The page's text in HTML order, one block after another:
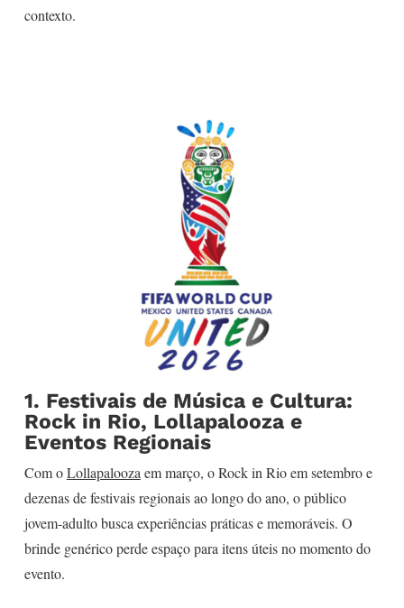
contexto.
1. Festivais de Música e Cultura:
Rock in Rio, Lollapalooza e
Eventos Regionais
Com oLollapalooza em março, o Rock in Rio em setembro e
dezenas de festivais regionais ao longo do ano, o público
jovem-adulto busca experiências práticas e memoráveis. O
brinde genérico perde espaço para itens úteis no momento do
evento.